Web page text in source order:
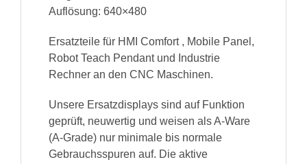
Auflösung: 640×480
Ersatzteile für HMI Comfort , Mobile Panel,
Robot Teach Pendant und Industrie
Rechner an den CNC Maschinen.
Unsere Ersatzdisplays sind auf Funktion
geprüft, neuwertig und weisen als A-Ware
(A-Grade) nur minimale bis normale
Gebrauchsspuren auf. Die aktive